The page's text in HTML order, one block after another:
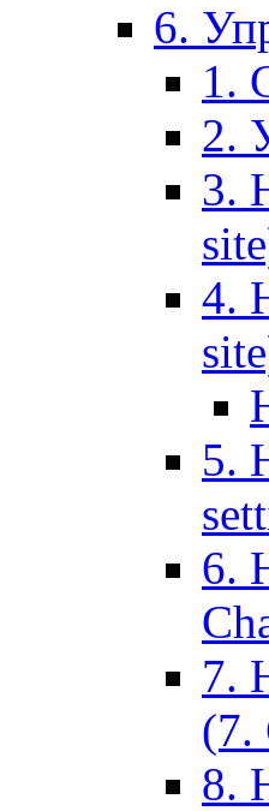
6.
1.
2.
3.
4.
5.
6.
7.
(7.
8.